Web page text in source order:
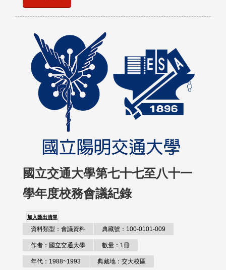
國立交通大學第七十七至八十一
學年度校務會議紀錄
加入匯出清單
資料類型：會議資料 典藏號：100-0101-009
作者：國立交通大學 數量：1冊
年代：1988~1993 典藏地：交大校區